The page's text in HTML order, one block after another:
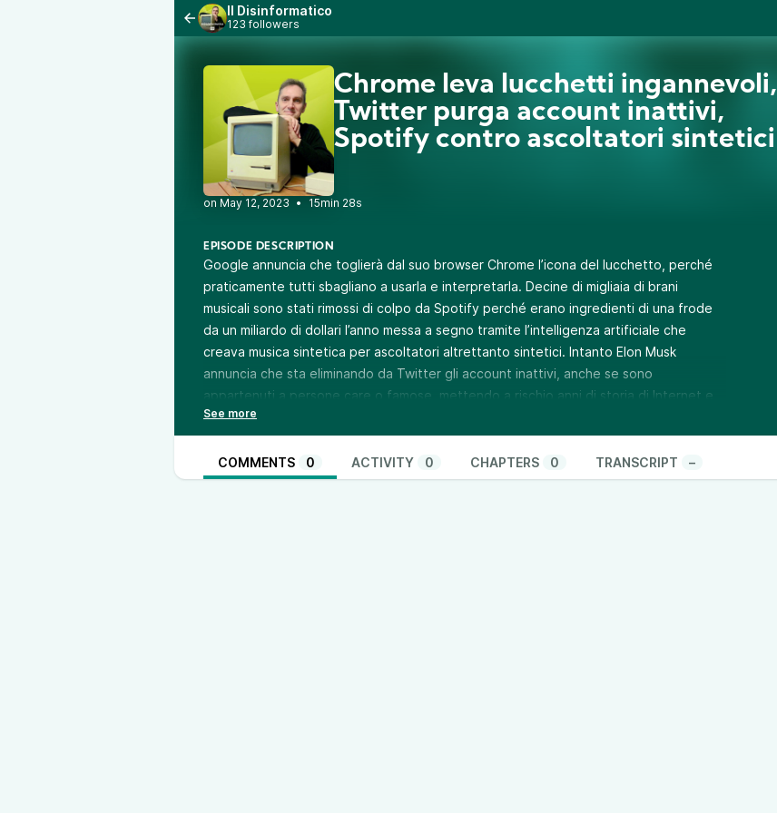
Il Disinformatico
123 followers
Chrome leva lucchetti ingannevoli,
Twitter purga account inattivi,
Spotify contro ascoltatori sintetici
• 15min 28s
EPISODE DESCRIPTION
Google annuncia che toglierà dal suo browser Chrome l’icona del lucchetto, perché
praticamente tutti sbagliano a usarla e interpretarla. Decine di migliaia di brani
musicali sono stati rimossi di colpo da Spotify perché erano ingredienti di una frode
da un miliardo di dollari l’anno messa a segno tramite l’intelligenza artificiale che
creava musica sintetica per ascoltatori altrettanto sintetici. Intanto Elon Musk
annuncia che sta eliminando da Twitter gli account inattivi, anche se sono
appartenuti a persone care o famose, mettendo a rischio anni di storia di Internet e
di ricordi di chi non c’è più: ma ci sono modi per rimediare.
COMMENTS 0 ACTIVITY 0 CHAPTERS 0 TRANSCRIPT –